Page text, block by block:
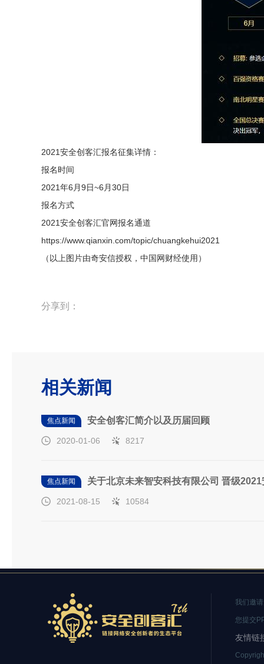
2021安全创客汇报名征集详情：
报名时间
2021年6月9日~6月30日
报名方式
2021安全创客汇官网报名通道
https://www.qianxin.com/topic/chuangkehui2021
（以上图片由奇安信授权，中国网财经使用）
分享到：
相关新闻
焦点新闻 安全创客汇简介以及历届回顾
2020-01-06 8217
焦点新闻 关于北京未来智安科技有限公司 晋级
2021-08-15 10584
我们邀
您提交
友情链